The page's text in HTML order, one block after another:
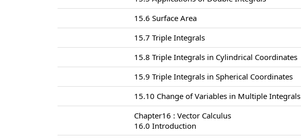
15.6 Surface Area
15.7 Triple Integrals
15.8 Triple Integrals in Cylindrical Coordinates
15.9 Triple Integrals in Spherical Coordinates
15.10 Change of Variables in Multiple Integrals
Chapter16 : Vector Calculus
16.0 Introduction